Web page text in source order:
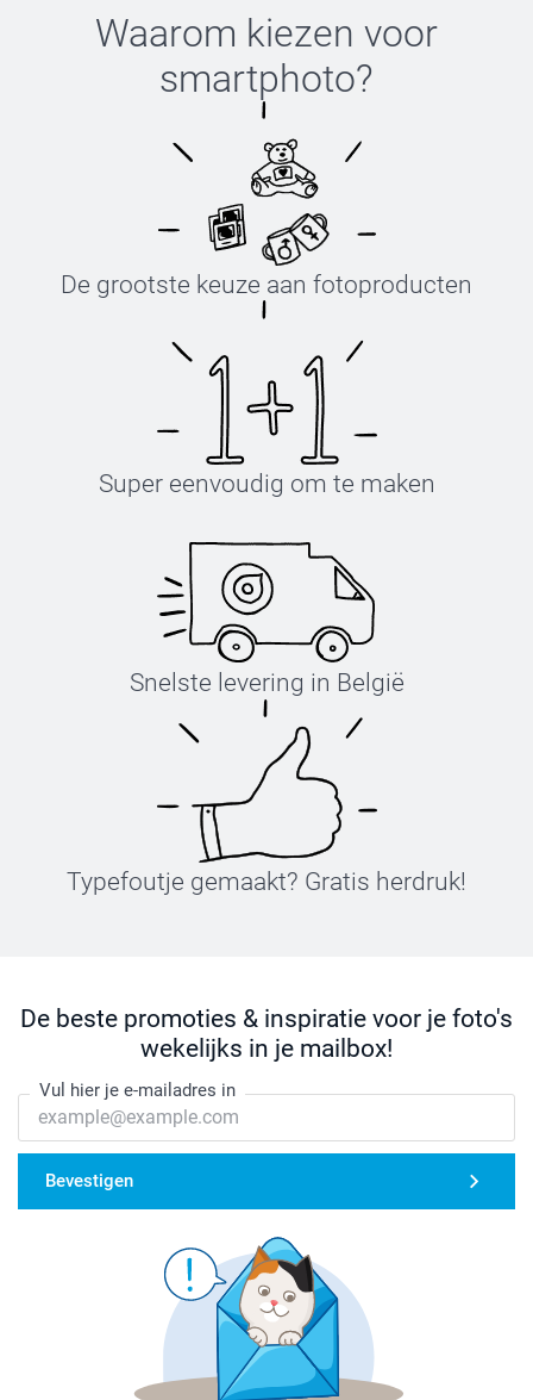
Waarom kiezen voor
smartphoto?
De grootste keuze aan fotoproducten
Super eenvoudig om te maken
Snelste levering in België
Typefoutje gemaakt? Gratis herdruk!
De beste promoties & inspiratie voor je foto's
wekelijks in je mailbox!
Vul hier je e-mailadres in
Bevestigen